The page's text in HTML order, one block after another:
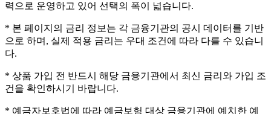
력으로 운영하고 있어 선택의 폭이 넓습니다.
* 본 페이지의 금리 정보는 각 금융기관의 공시 데이터를 기반
으로 하며, 실제 적용 금리는 우대 조건에 따라 다를 수 있습니
다.
* 상품 가입 전 반드시 해당 금융기관에서 최신 금리와 가입 조
건을 확인하시기 바랍니다.
* 예금자보호법에 따라 예금보험 대상 금융기관에 예치한 예